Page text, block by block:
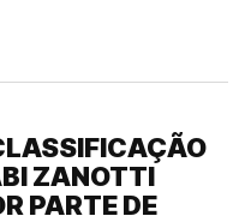
ZANOTTI
PARTE DE